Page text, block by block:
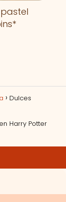
Dulces
Harry Potter